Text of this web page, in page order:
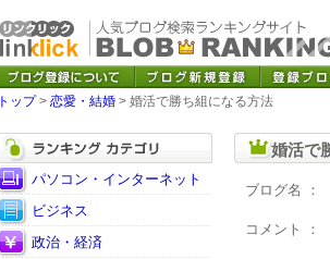
トップ> 恋愛・結婚 > 婚活で勝ち組になる方法
パソコン・インターネット
ビジネス
政治・経済
婚活で
ブログ名 ：
コメント ：